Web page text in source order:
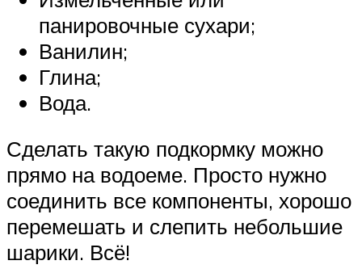
панировочные сухари;
Ванилин;
Глина;
Вода.
Сделать такую подкормку можно
прямо на водоеме. Просто нужно
соединить все компоненты, хорошо
перемешать и слепить небольшие
шарики. Всё!